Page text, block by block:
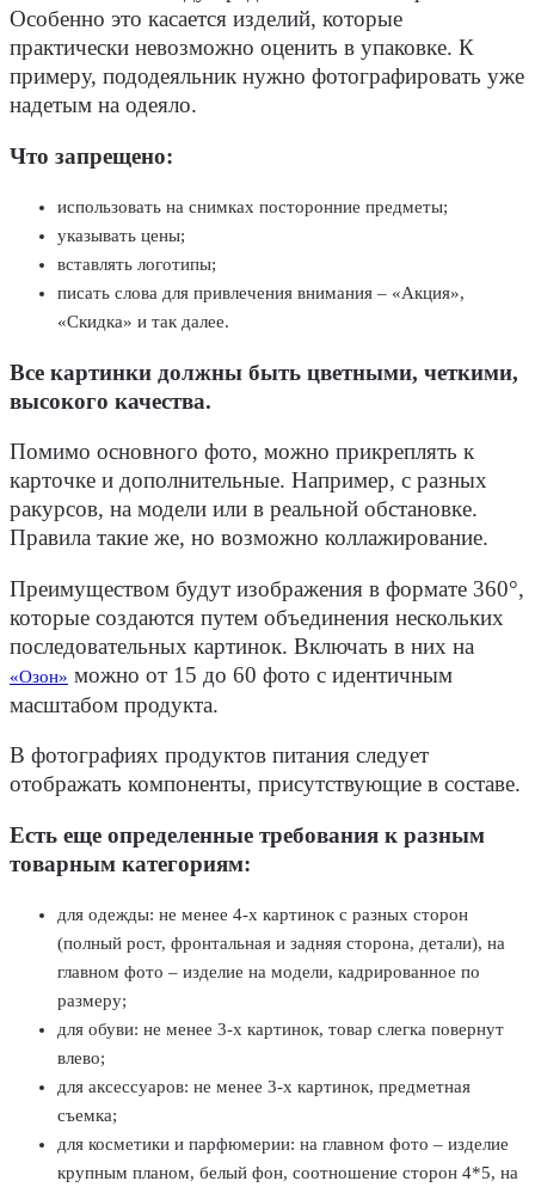
Особенно это касается изделий, которые
практически невозможно оценить в упаковке. К
примеру, пододеяльник нужно фотографировать уже
надетым на одеяло.
Что запрещено:
использовать на снимках посторонние предметы;
указывать цены;
вставлять логотипы;
писать слова для привлечения внимания – «Акция»,
«Скидка» и так далее.
Все картинки должны быть цветными, четкими,
высокого качества.
Помимо основного фото, можно прикреплять к
карточке и дополнительные. Например, с разных
ракурсов, на модели или в реальной обстановке.
Правила такие же, но возможно коллажирование.
Преимуществом будут изображения в формате 360°,
которые создаются путем объединения нескольких
последовательных картинок. Включать в них на
«Озон» можно от 15 до 60 фото с идентичным
масштабом продукта.
В фотографиях продуктов питания следует
отображать компоненты, присутствующие в составе.
Есть еще определенные требования к разным
товарным категориям:
для одежды: не менее 4-х картинок с разных сторон
(полный рост, фронтальная и задняя сторона, детали), на
главном фото – изделие на модели, кадрированное по
размеру;
для обуви: не менее 3-х картинок, товар слегка повернут
влево;
для аксессуаров: не менее 3-х картинок, предметная
съемка;
для косметики и парфюмерии: на главном фото – изделие
крупным планом, белый фон, соотношение сторон 4*5, на